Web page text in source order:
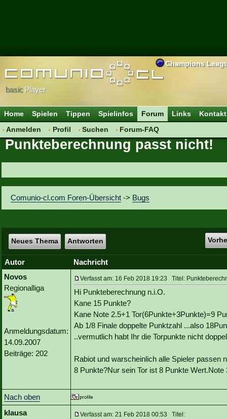
Champions
basicPlayer
Home Spielen Tippen Spielinfos
Forum
Anmelden
Profil Suchen Forum-FAQ
Links Kontakt
Punkteberechnung passt nicht!
Comunio-cl.com Foren-Übersicht -> Bugs
Neues Thema Antworten
Autor
Nachricht
Novos
Regionalliga
Anmeldungsdatum:
14.09.2007
Beiträge: 202
Verfasst am: 16 Feb 2018 19:23 Titel:
Hi Punkteberechnung n.i.O.
Kane 15 Punkte?
Kane Note 2.5+1 Tor(6Punkte+3Punkte)=9
Ab 1/8 Finale doppelte Punktzahl ...also
..vermutlich habt Ihr die Torpunkte nicht
Rabiot und warscheinlich alle Spieler passen
8 Punkte?Nur sein Tor ist 8 Punkte Wert.Note
Nach oben
klausa
Verfasst am: 21 Feb 2018 00:53 Titel: